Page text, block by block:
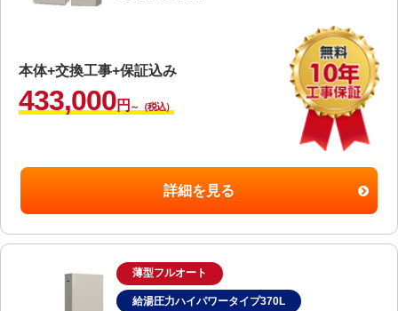
本体+交換工事+保証込み
433,000円 ～（税込）
詳細を見る
薄型フルオート
給湯圧力ハイパワータイプ370L